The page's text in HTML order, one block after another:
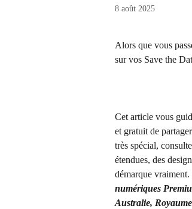
8 août 2025
Alors que vous
sur vos Save the
Cet article vous
et gratuit de
très spécial,
étendues, des
démarque
numériques
Australie,